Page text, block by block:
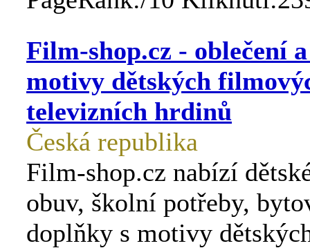
Film-shop.cz - oblečení
motivy dětských
televizních hrdinů
Česká republika
Film-shop.cz nabízí
obuv, školní potřeby,
doplňky s motivy